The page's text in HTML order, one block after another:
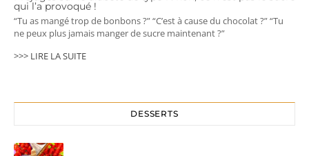
qui l’a provoqué !
“Tu as mangé trop de bonbons ?” “C’est à cause du chocolat ?” “Tu
ne peux plus jamais manger de sucre maintenant ?”
>>> LIRE LA SUITE
DESSERTS